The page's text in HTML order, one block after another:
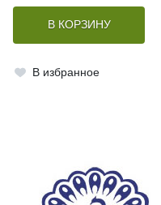
В КОРЗИНУ
В избранное